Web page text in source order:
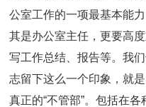
公室工作的一项最基本能
其是办公室主任，更要高
写工作总结、报告等。我
志留下这么一个印象，就
真正的“不管部”。包括在